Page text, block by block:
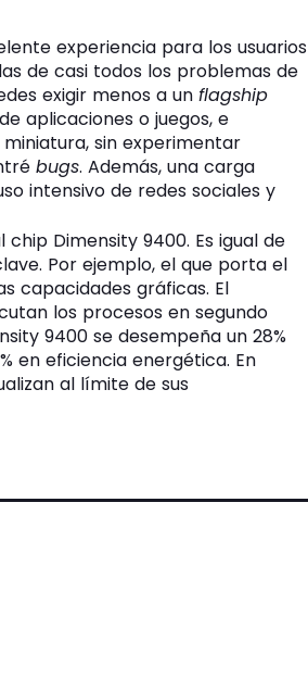
experiencia para los usuarios
de casi todos los problemas de
exigir menos a un flagship
aplicaciones o juegos, e
sin experimentar
bugs. Además, una carga
intensivo de redes sociales y
Dimensity 9400. Es igual de
Por ejemplo, el que porta el
capacidades gráficas. El
los procesos en segundo
9400 se desempeña un 28%
en eficiencia energética. En
al límite de sus